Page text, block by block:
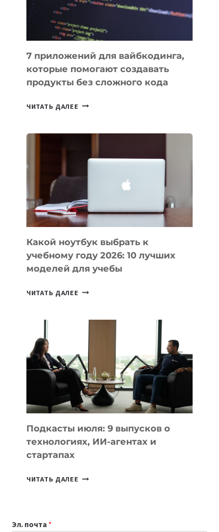
7 приложений для вайбкодинга,
которые помогают создавать
продукты без сложного кода
ЧИТАТЬ ДАЛЕЕ 7
ПОМОГАЮТ
СОЗДАВАТЬ
БЕЗ
СЛОЖНОГО
КОДА
Какой ноутбук выбрать к
учебному году 2026: 10 лучших
моделей для учебы
ЧИТАТЬ ДАЛЕЕ КАКОЙ
УЧЕБНОМУ
ГОДУ
2026:
10
ЛУЧШИХ
МОДЕЛЕЙ
ДЛЯ
УЧЕБЫ
Подкасты июля: 9 выпусков о
технологиях, ИИ-агентах и
стартапах
ЧИТАТЬ ДАЛЕЕ ПОДКАСТЫ
Эл. почта *